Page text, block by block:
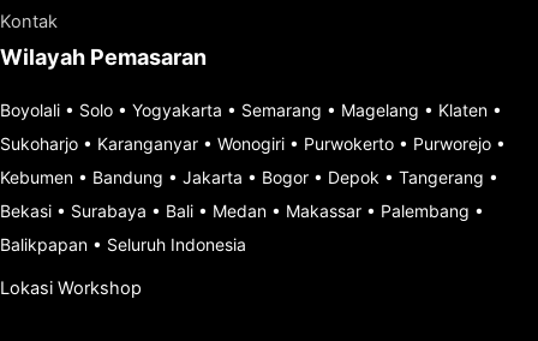
Kontak
Wilayah Pemasaran
Boyolali • Solo • Yogyakarta • Semarang • Magelang • Klaten •
Sukoharjo • Karanganyar • Wonogiri • Purwokerto • Purworejo •
Kebumen • Bandung • Jakarta • Bogor • Depok • Tangerang •
Bekasi • Surabaya • Bali • Medan • Makassar • Palembang •
Balikpapan • Seluruh Indonesia
Lokasi Workshop